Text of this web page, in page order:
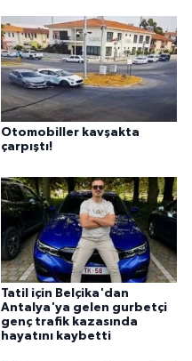
Otomobiller kavşakta
çarpıştı!
Tatil için Belçika'dan
Antalya'ya gelen gurbetçi
genç trafik kazasında
hayatını kaybetti